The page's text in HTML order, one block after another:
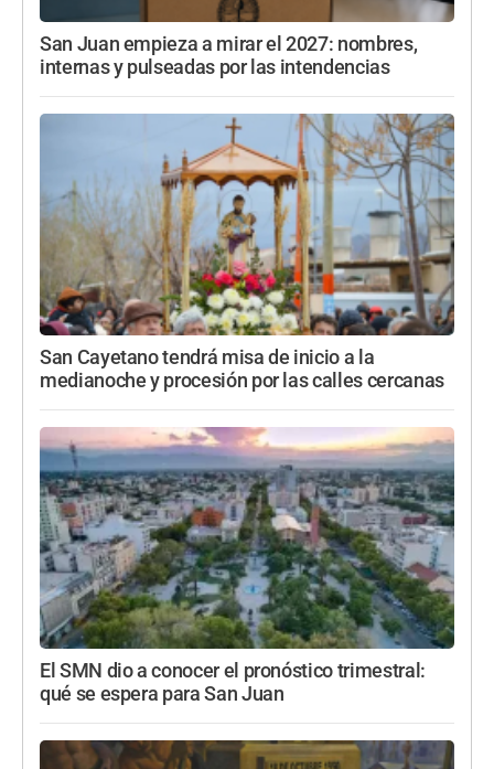
San Juan empieza a mirar el 2027: nombres,
internas y pulseadas por las intendencias
San Cayetano tendrá misa de inicio a la
medianoche y procesión por las calles cercanas
El SMN dio a conocer el pronóstico trimestral:
qué se espera para San Juan